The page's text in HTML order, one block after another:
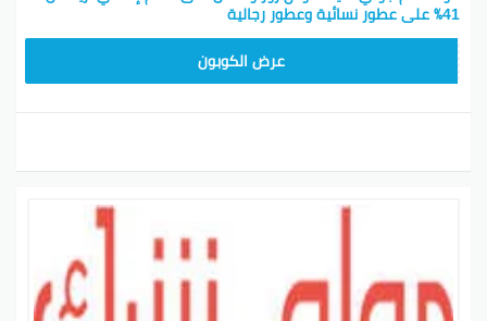
41٪ على عطور نسائية وعطور رجالية
عرض الكوبون